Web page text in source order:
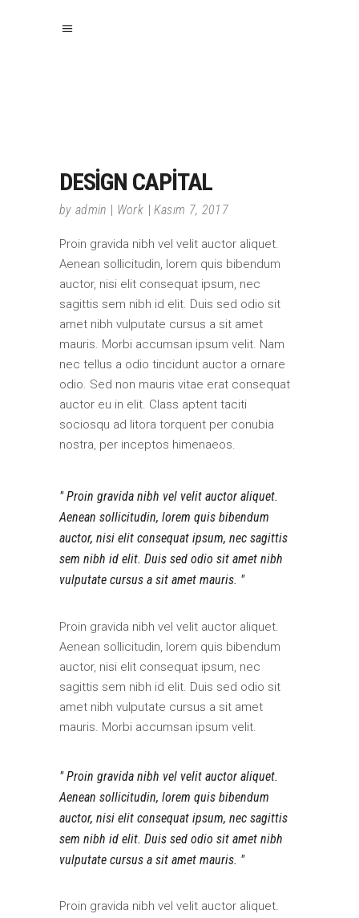
DESIGN CAPITAL
by admin Work Kasım 7, 2017
Proin gravida nibh vel velit auctor aliquet.
Aenean sollicitudin, lorem quis bibendum
auctor, nisi elit consequat ipsum, nec
sagittis sem nibh id elit. Duis sed odio sit
amet nibh vulputate cursus a sit amet
mauris. Morbi accumsan ipsum velit. Nam
nec tellus a odio tincidunt auctor a ornare
odio. Sed non mauris vitae erat consequat
auctor eu in elit. Class aptent taciti
sociosqu ad litora torquent per conubia
nostra, per inceptos himenaeos.
Proin gravida nibh vel velit auctor aliquet.
Aenean sollicitudin, lorem quis bibendum
auctor, nisi elit consequat ipsum, nec sagittis
sem nibh id elit. Duis sed odio sit amet nibh
vulputate cursus a sit amet mauris.
Proin gravida nibh vel velit auctor aliquet.
Aenean sollicitudin, lorem quis bibendum
auctor, nisi elit consequat ipsum, nec
sagittis sem nibh id elit. Duis sed odio sit
amet nibh vulputate cursus a sit amet
mauris. Morbi accumsan ipsum velit.
Proin gravida nibh vel velit auctor aliquet.
Aenean sollicitudin, lorem quis bibendum
auctor, nisi elit consequat ipsum, nec sagittis
sem nibh id elit. Duis sed odio sit amet nibh
vulputate cursus a sit amet mauris.
Proin gravida nibh vel velit auctor aliquet.